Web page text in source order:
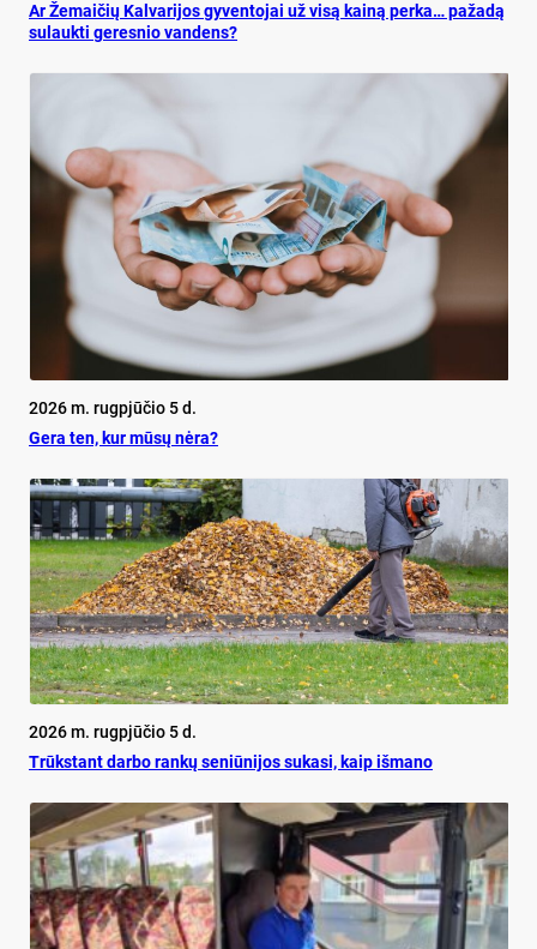
Ar Že­mai­čių Kal­va­ri­jos gy­ven­to­jai už vi­są kai­ną per­ka… pa­ža­dą
su­lauk­ti ge­res­nio van­dens?
2026 m. rugpjūčio 5 d.
Ge­ra ten, kur mū­sų nė­ra?
2026 m. rugpjūčio 5 d.
Trūks­tant dar­bo ran­kų se­niū­ni­jos su­ka­si, kaip iš­ma­no